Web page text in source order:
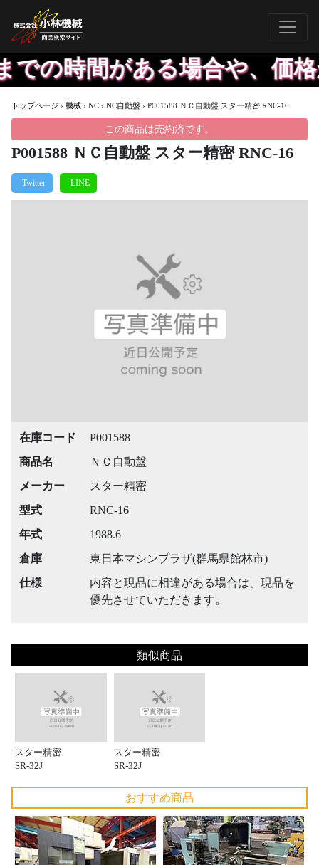
間がある場合や、価格が
トップページ › 機械 › NC › NC自動盤 › P001588 ＮＣ自動盤 スター精密 RNC-16
この商品は売約済です。
P001588 ＮＣ自動盤 スター精密 RNC-16
在庫コード
P001588
商品名
ＮＣ自動盤
メーカー
スター精密
型式
RNC-16
年式
1988.6
倉庫
東日本マシンプラザ(群馬県館林市)
仕様
内容と現品に相違がある場合は、現品を
優先させていただきます。
類似商品
スター精密
SR-32J
スター精密
SR-32J
おすすめ商品